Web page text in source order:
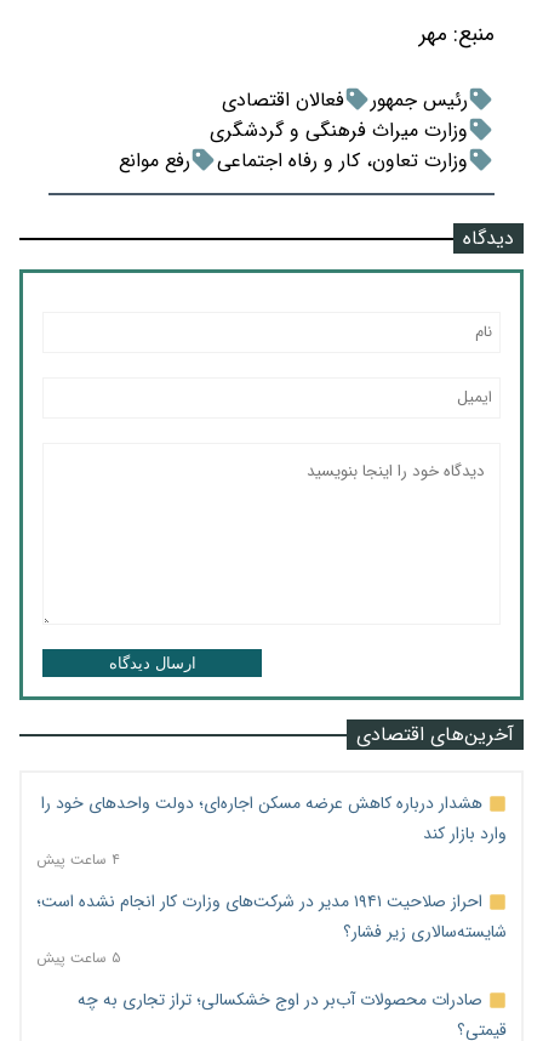
منبع: مهر
رئیس جمهور
فعالان اقتصادی
وزارت میراث فرهنگی و گردشگری
وزارت تعاون، کار و رفاه اجتماعی
رفع موانع
دیدگاه
ارسال دیدگاه
آخرین‌های اقتصادی
هشدار درباره کاهش عرضه مسکن اجاره‌ای؛ دولت واحدهای خود را
وارد بازار کند
۴ ساعت پیش
احراز صلاحیت ۱۹۴۱ مدیر در شرکت‌های وزارت کار انجام نشده است؛
شایسته‌سالاری زیر فشار؟
۵ ساعت پیش
صادرات محصولات آب‌بر در اوج خشکسالی؛ تراز تجاری به چه
قیمتی؟